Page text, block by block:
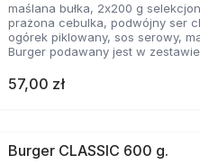
maślana bułka, 2x200 g
prażona cebulka, podwójny ser
ogórek piklowany, sos serowy,
Burger podawany jest w
57,00 zł
Burger CLASSIC 600 g.